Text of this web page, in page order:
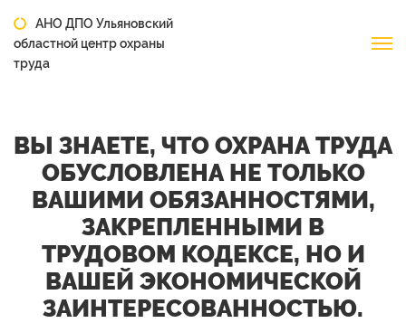
АНО ДПО Ульяновский
областной центр охраны
труда
ВЫ ЗНАЕТЕ, ЧТО ОХРАНА ТРУДА
ОБУСЛОВЛЕНА НЕ ТОЛЬКО
ВАШИМИ ОБЯЗАННОСТЯМИ,
ЗАКРЕПЛЕННЫМИ В
ТРУДОВОМ КОДЕКСЕ, НО И
ВАШЕЙ ЭКОНОМИЧЕСКОЙ
ЗАИНТЕРЕСОВАННОСТЬЮ.